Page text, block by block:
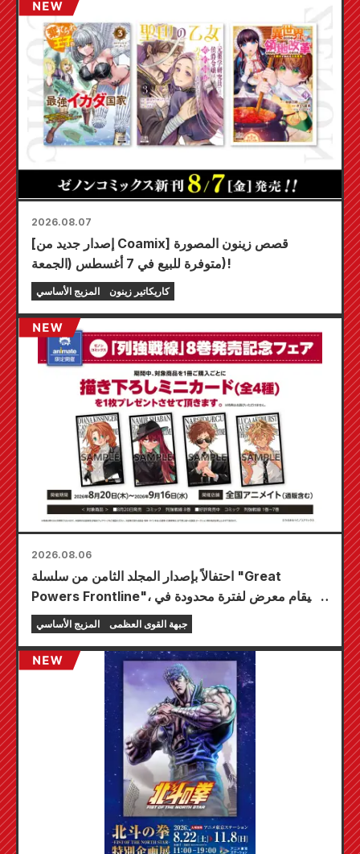
2026.08.07
[إصدار جديد من Coamix] قصص زينون المصورة
متوفرة للبيع في 7 أغسطس (الجمعة)!
المزيج الأساسي كاريكاتير زينون
2026.08.06
احتفالاً بإصدار المجلد الثامن من سلسلة "Great
Powers Frontline"، سيقام معرض لفترة محدودة في
متاجر Animate في جميع أنحاء البلاد ابتداءً من 20
أغسطس، حيث يمكنك الحصول على بطاقة صغيرة
مرسومة خصيصًا (4 أنواع إجمالاً)!
المزيج الأساسي جبهة القوى العظمى